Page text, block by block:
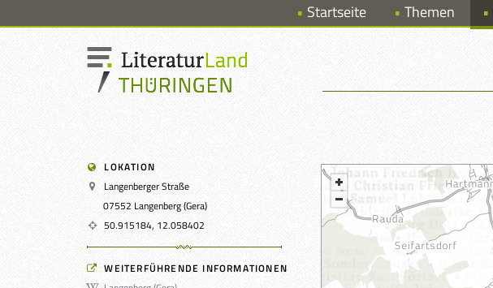
Startseite Themen
LOKATION
Langenberger Straße
07552 Langenberg (Gera)
50.915184, 12.058402
WEITERFÜHRENDE INFORMATIONEN